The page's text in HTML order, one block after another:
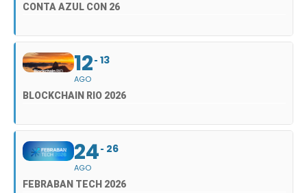
CONTA AZUL CON 26
12
AGO
13
BLOCKCHAIN RIO 2026
24
AGO
26
FEBRABAN TECH 2026